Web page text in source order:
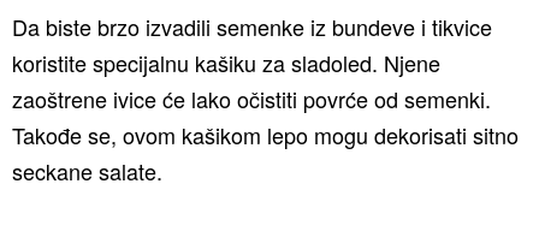
Da biste brzo izvadili semenke iz bundeve i tikvice
koristite specijalnu kašiku za sladoled. Njene
zaoštrene ivice će lako očistiti povrće od semenki.
Takođe se, ovom kašikom lepo mogu dekorisati sitno
seckane salate.